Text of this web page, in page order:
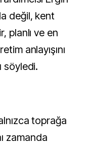
değil, kent
planlı ve en
anlayışını
söyledi.
toprağa
zamanda